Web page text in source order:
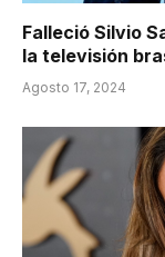
Falleció Silvio
la televisión
Agosto 17, 2024